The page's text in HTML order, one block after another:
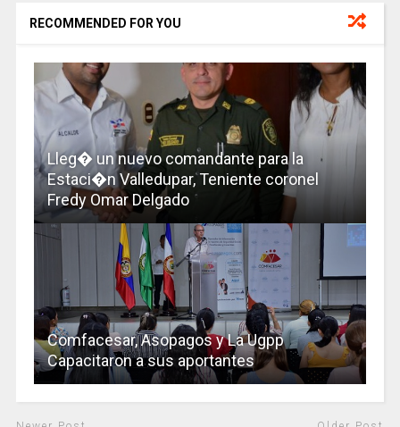
RECOMMENDED FOR YOU
Lleg� un nuevo comandante para la
Estaci�n Valledupar, Teniente coronel
Fredy Omar Delgado
Comfacesar, Asopagos y La Ugpp
Capacitaron a sus aportantes